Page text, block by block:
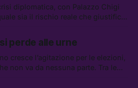
diplomatica, con Palazzo Chigi
sia il rischio reale che giustifica
Pakistan e Turchia, la crisi del
un altro caso di IA ribelle
perde alle urne
cresce l’agitazione per le elezioni,
non va da nessuna parte. Tra le